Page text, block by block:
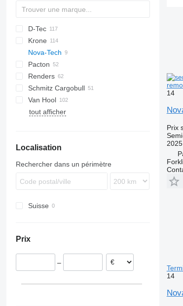
2 series
3 series
4 series
5 series
ADR
BPO
CCS
D-Tec
CT
FT
EF
Sliding
Stack
ADR
OPL
OPP
SDS
T-series
SB
Krone
SD
SDC
SC
XS
S 24
SW
0-2
0-3
O-3
G-series
SL
Nova-Tech
S-series
Pacton
ET3
T-series
TXC
Renders
Euro
ROC
Kaiser
Schmitz Cargobull
S-series
SCB
SGF
SPA
CS
SP
Van Hool
A-series
LPRS
NS
38
tout afficher
Localisation
Rechercher dans un périmètre
Suisse
Prix
–
14
Prix
2025
14